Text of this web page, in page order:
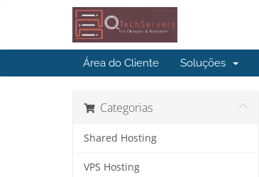
Área do Cliente Soluções
Categorias
Shared Hosting
VPS Hosting